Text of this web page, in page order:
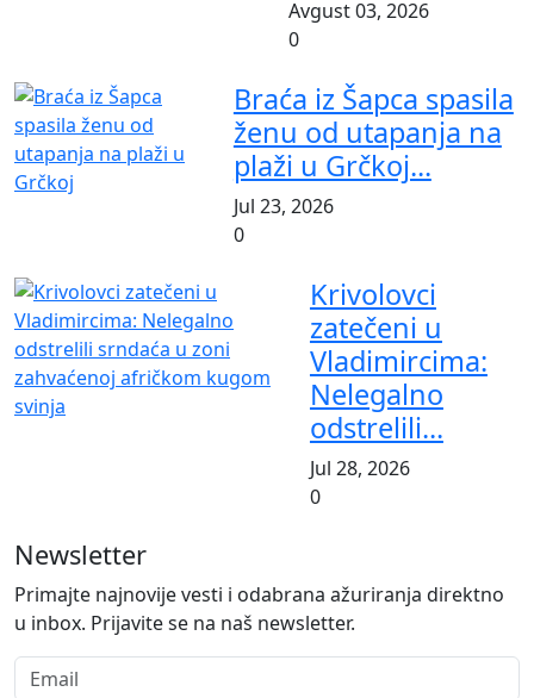
Avgust 03, 2026
0
Braća iz Šapca spasila
ženu od utapanja na
plaži u Grčkoj...
Jul 23, 2026
0
Krivolovci
zatečeni u
Vladimircima:
Nelegalno
odstrelili...
Jul 28, 2026
0
Newsletter
Primajte najnovije vesti i odabrana ažuriranja direktno
u inbox. Prijavite se na naš newsletter.